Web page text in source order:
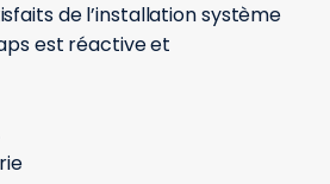
de l’installation système
est réactive et